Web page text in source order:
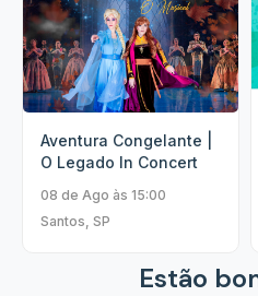
Aventura Congelante |
O Legado In Concert
08 de Ago às 15:00
Santos, SP
Estão